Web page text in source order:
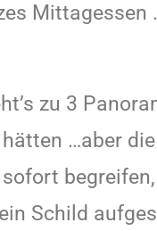
Mittagessen
zu 3
…aber
Schild